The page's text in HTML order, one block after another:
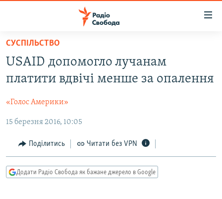
Перейти
основного
матеріалу
до
навігації
Перейти
пошуку
ВСЕ ЗА ДОБУ
ПОЛІТИКА
ЕКОНОМІКА
СУСПІЛЬСТВО
СПОРТ
ВІЙНА
РОСІЙСЬКА «ФІЛЬТРАЦІЯ»
ДОНБАС.РЕАЛІЇ
КРИМ.РЕАЛІЇ
ТИ ЯК?
СУСПІЛЬСТВО
USAID допомогло лучанам
платити вдвічі менше за опалення
«Голос Америки»
15 березня 2016, 10:05
Поділитись Читати без VPN
Додати Радіо Свобода як бажане джерело в Google